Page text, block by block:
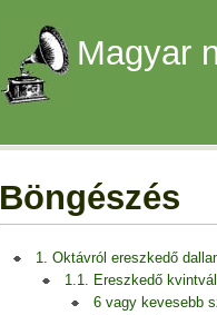
Magyar
Böngészés
1. Oktávról ereszkedő
1.1. Ereszkedő
6 vagy kevesebb